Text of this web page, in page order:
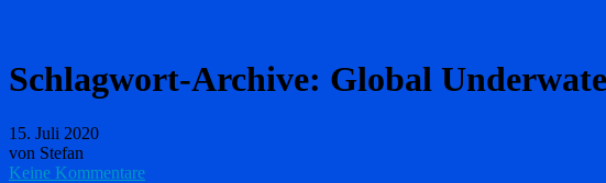
Schlagwort-Archive: Global
15. Juli 2020
von Stefan
Keine Kommentare